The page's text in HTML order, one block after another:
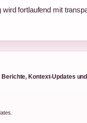
fortlaufend mit
Kontext-Updates und